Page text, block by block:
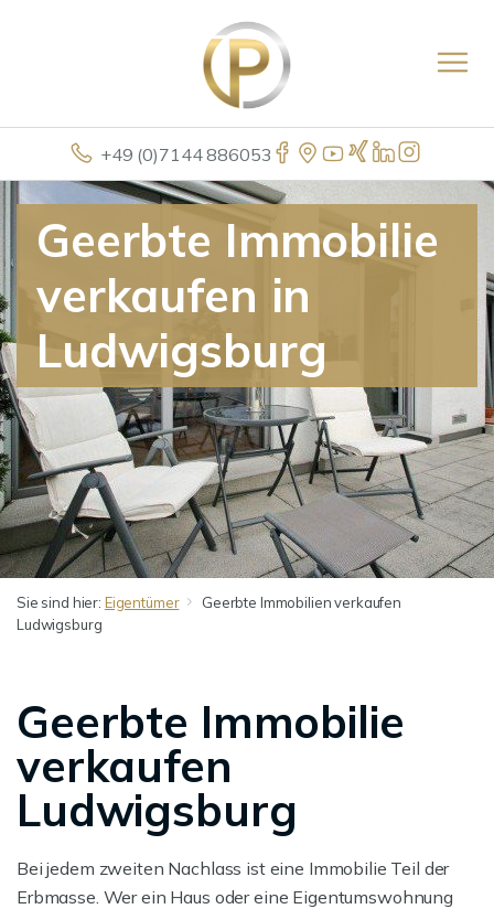
+49 (0)7144 886053
Geerbte Immobilie
verkaufen in
Ludwigsburg
Sie sind hier: Eigentümer
Geerbte Immobilien verkaufen
Ludwigsburg
Geerbte Immobilie
verkaufen
Ludwigsburg
Bei jedem zweiten Nachlass ist eine Immobilie Teil der
Erbmasse. Wer ein Haus oder eine Eigentumswohnung